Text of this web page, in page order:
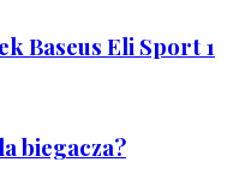
Baseus Eli Sport 1
biegacza?